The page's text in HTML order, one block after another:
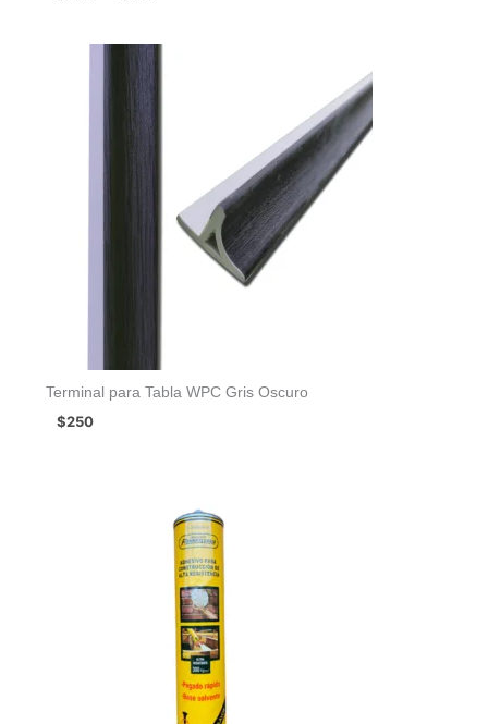
Terminal para Tabla WPC Gris Oscuro
$250